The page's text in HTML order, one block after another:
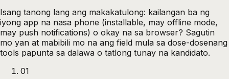
Isang tanong lang ang makakatulong: kailangan ba ng
iyong app na nasa phone (installable, may offline mode,
may push notifications) o okay na sa browser? Sagutin
mo yan at mabibili mo na ang field mula sa dose-dosenang
tools papunta sa dalawa o tatlong tunay na kandidato.
01